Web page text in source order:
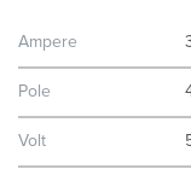
Ampere
Pole
Volt